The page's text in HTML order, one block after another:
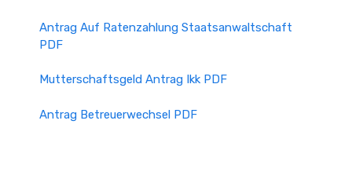
Antrag Auf Ratenzahlung Staatsanwaltschaft
PDF
Mutterschaftsgeld Antrag Ikk PDF
Antrag Betreuerwechsel PDF